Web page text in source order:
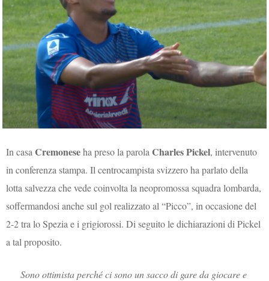
In casaCremoneseha preso la parolaCharles Pickel, intervenuto
in conferenza stampa. Il centrocampista svizzero ha parlato della
lotta salvezza che vede coinvolta la neopromossa squadra lombarda,
soffermandosi anche sul gol realizzato al “Picco”, in occasione del
2-2 tra lo Spezia e i grigiorossi. Di seguito le dichiarazioni di Pickel
a tal proposito.
Sono ottimista perché ci sono un sacco di gare da giocare e